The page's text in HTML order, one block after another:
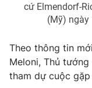
cứ Elmendorf-
(Mỹ)
Theo thông tin
Meloni, Thủ tướng
tham dự cuộc gặp